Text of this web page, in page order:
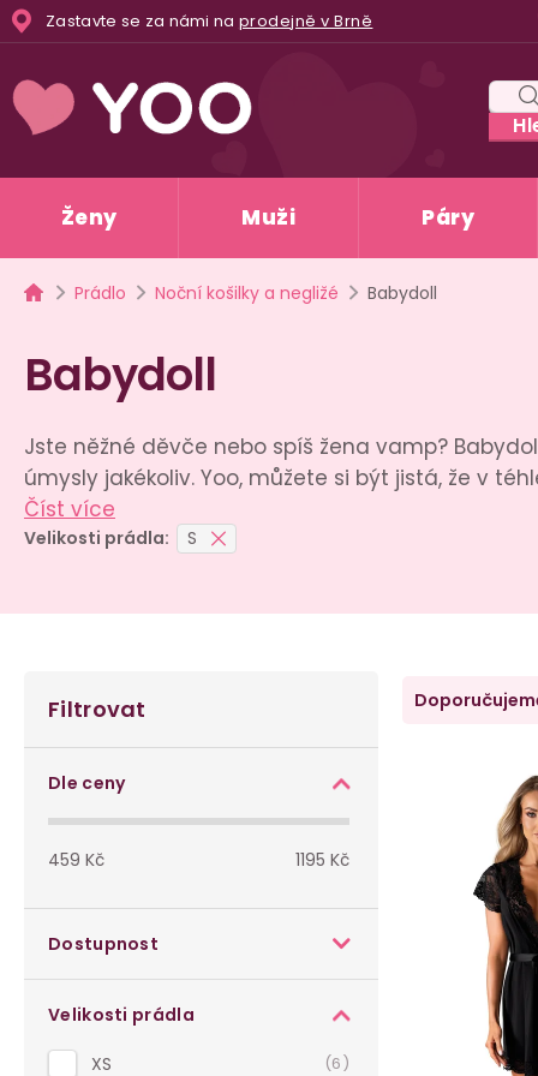
Přejít
na
Zastavte se za námi na prodejně v Brně
Ženy Muži Páry
Domů
Prádlo Noční košilky a negližé Babydoll
Babydoll
Jste něžné děvče nebo spíš žena vamp?
úmysly jakékoliv. Yoo, můžete si být jistá, že v
Číst více
Velikosti prádla: S
o
n
Filtrovat
Dle ceny
459 Kč 1195 Kč
Dostupnost
Velikosti prádla
XS 6
Ř